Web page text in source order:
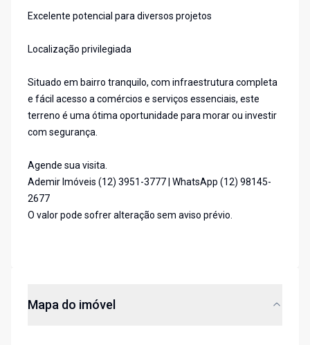
Excelente potencial para diversos projetos
Localização privilegiada
Situado em bairro tranquilo, com infraestrutura completa
e fácil acesso a comércios e serviços essenciais, este
terreno é uma ótima oportunidade para morar ou investir
com segurança.
Agende sua visita.
Ademir Imóveis (12) 3951-3777 | WhatsApp (12) 98145-
2677
O valor pode sofrer alteração sem aviso prévio.
Mapa do imóvel